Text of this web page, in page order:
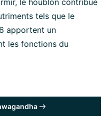
tels que le
apportent un
les fonctions du